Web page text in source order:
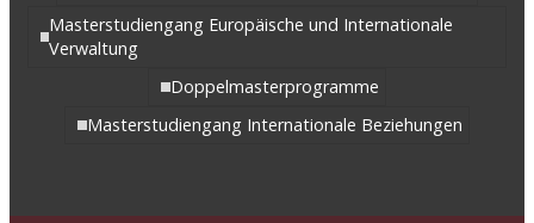
Masterstudiengang Europäische und Internationale
Verwaltung
Doppelmasterprogramme
Masterstudiengang Internationale Beziehungen